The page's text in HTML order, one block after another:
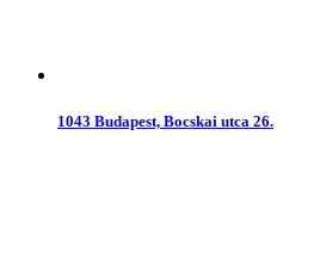
1043 Budapest, Bocskai utca 26.